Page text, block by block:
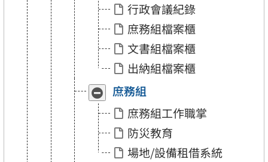
處
檔
櫃」
處
檔
櫃」
行政會議紀錄
庶務組檔案櫃
文書組檔案櫃
出納組檔案櫃
收
合
「庶
組」
展
開
「庶
組」
庶務組
庶務組工作職掌
防災教育
場地/設備租借系統